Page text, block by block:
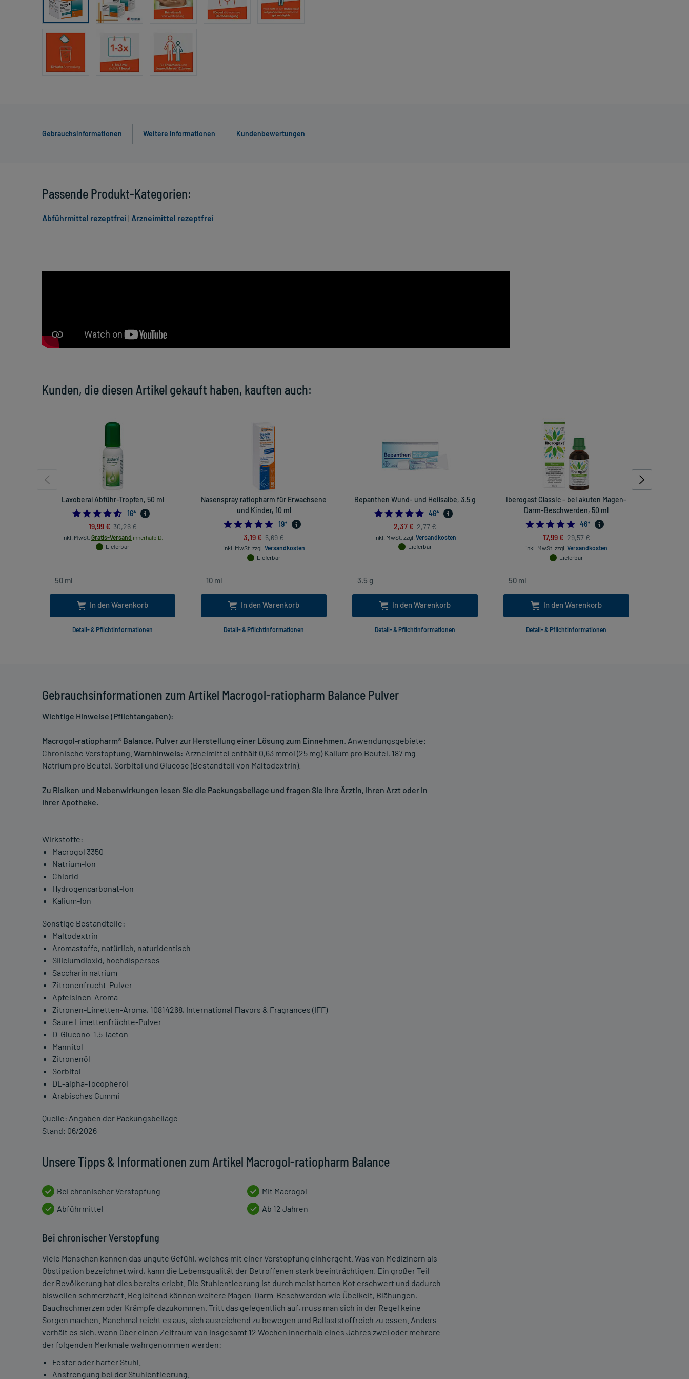
Gebrauchsinformationen Weitere Informationen Kundenbewertungen
Gebrauchsinformationen zum Artikel Macrogol-ratiopharm Balance Pulver
Wichtige Hinweise (Pflichtangaben):
Macrogol-ratiopharm® Balance, Pulver zur Herstellung einer Lösung zum Einnehmen . Anwendungsgebiete:
Chronische Verstopfung. Warnhinweis: Arzneimittel enthält 0,63 mmol (25 mg) Kalium pro Beutel, 187 mg
Natrium pro Beutel, Sorbitol und Glucose (Bestandteil von Maltodextrin).
Zu Risiken und Nebenwirkungen lesen Sie die Packungsbeilage und fragen Sie Ihre Ärztin, Ihren Arzt oder in
Ihrer Apotheke.
Wirkstoffe:
Macrogol 3350
Natrium-Ion
Chlorid
Hydrogencarbonat-Ion
Kalium-Ion
Sonstige Bestandteile:
Maltodextrin
Aromastoffe, natürlich, naturidentisch
Siliciumdioxid, hochdisperses
Saccharin natrium
Zitronenfrucht-Pulver
Apfelsinen-Aroma
Zitronen-Limetten-Aroma, 10814268, International Flavors & Fragrances (IFF)
Saure Limettenfrüchte-Pulver
D-Glucono-1,5-lacton
Mannitol
Zitronenöl
Sorbitol
DL-alpha-Tocopherol
Arabisches Gummi
Quelle: Angaben der Packungsbeilage
Stand: 06/2026
Unsere Tipps & Informationen zum Artikel Macrogol-ratiopharm Balance
Bei chronischer Verstopfung
Abführmittel
Mit Macrogol
Ab 12 Jahren
Bei chronischer Verstopfung
Viele Menschen kennen das ungute Gefühl, welches mit einer Verstopfung einhergeht. Was von Medizinern als
Obstipation bezeichnet wird, kann die Lebensqualität der Betroffenen stark beeinträchtigen. Ein großer Teil
der Bevölkerung hat dies bereits erlebt. Die Stuhlentleerung ist durch meist harten Kot erschwert und dadurch
bisweilen schmerzhaft. Begleitend können weitere Magen-Darm-Beschwerden wie Übelkeit, Blähungen,
Bauchschmerzen oder Krämpfe dazukommen. Tritt das gelegentlich auf, muss man sich in der Regel keine
Sorgen machen. Manchmal reicht es aus, sich ausreichend zu bewegen und Ballaststoffreich zu essen. Anders
verhält es sich, wenn über einen Zeitraum von insgesamt 12 Wochen innerhalb eines Jahres zwei oder mehrere
der folgenden Merkmale wahrgenommen werden:
Fester oder harter Stuhl.
Anstrengung bei der Stuhlentleerung.
Kunden, die diesen Artikel gekauft haben, kauften auch:
Laxoberal Abführ-Tropfen, 50 ml
4.5625
16*
19,99 € 30,26 €
inkl. MwSt. Gratis-Versand innerhalb D.
Lieferbar
In den Warenkorb
Detail- & Pflichtinformationen
Nasenspray ratiopharm für Erwachsene
und Kinder, 10 ml
4.947368421052632
19*
3,19 € 5,69 €
inkl. MwSt. zzgl. Versandkosten
Lieferbar
In den Warenkorb
Detail- & Pflichtinformationen
Bepanthen Wund- und Heilsalbe, 3.5 g
5.0
46*
2,37 € 2,77 €
inkl. MwSt. zzgl. Versandkosten
Lieferbar
In den Warenkorb
Detail- & Pflichtinformationen
Iberogast Classic - bei akuten Magen-
Darm-Beschwerden, 50 ml
4.978260869565218
46*
17,99 € 29,57 €
inkl. MwSt. zzgl. Versandkosten
Lieferbar
In den Warenkorb
Detail- & Pflichtinformationen
Passende Produkt-Kategorien:
Abführmittel rezeptfrei | Arzneimittel rezeptfrei